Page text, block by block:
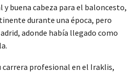
y buena cabeza para el baloncesto,
durante una época, pero
adonde había llegado como
carrera profesional en el Iraklis,